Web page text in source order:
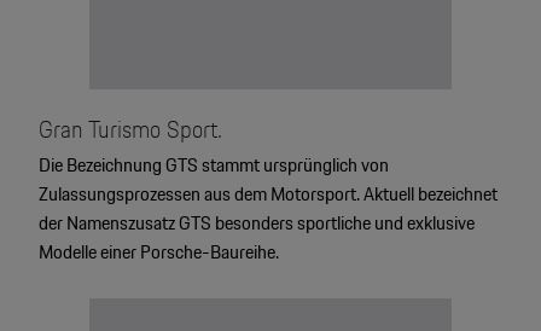
Gran Turismo Sport.
Die Bezeichnung GTS stammt ursprünglich von
Zulassungsprozessen aus dem Motorsport. Aktuell bezeichnet
der Namenszusatz GTS besonders sportliche und exklusive
Modelle einer Porsche-Baureihe.